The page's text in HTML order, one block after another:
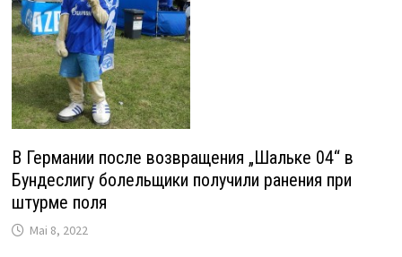
В Германии после возвращения „Шальке 04“ в
Бундеслигу болельщики получили ранения при
штурме поля
Mai 8, 2022